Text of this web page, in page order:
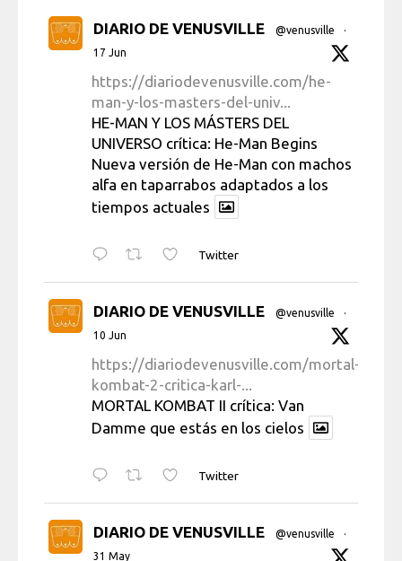
DIARIO DE VENUSVILLE @venusville
·
17 Jun
https://diariodevenusville.com/he-
man-y-los-masters-del-univ...
HE-MAN Y LOS MÁSTERS DEL
UNIVERSO crítica: He-Man Begins
Nueva versión de He-Man con machos
alfa en taparrabos adaptados a los
tiempos actuales
Twitter
DIARIO DE VENUSVILLE @venusville
·
10 Jun
https://diariodevenusville.com/mortal-
kombat-2-critica-karl-...
MORTAL KOMBAT II crítica: Van
Damme que estás en los cielos
Twitter
DIARIO DE VENUSVILLE @venusville
·
31 May